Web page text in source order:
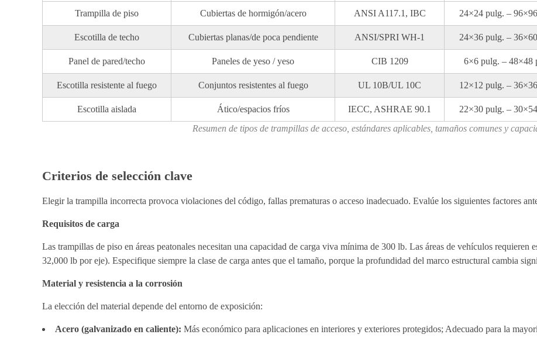
Trampilla de piso Cubiertas de hormigón/acero ANSI A117.1, IBC 24×24 pulg. –
Escotilla de techo Cubiertas planas/de poca pendiente ANSI/SPRI WH-1 24×36 pulg. –
Panel de pared/techo Paneles de yeso / yeso CIB 1209 6×6 pulg. – 48×48
Escotilla resistente al fuego Conjuntos resistentes al fuego UL 10B/UL 10C 12×12 pulg. –
Escotilla aislada Ático/espacios fríos IECC, ASHRAE 90.1 22×30 pulg. –
Resumen de tipos de trampillas de acceso, estándares aplicables, tamaños comunes y
Criterios de selección clave
Elegir la trampilla incorrecta provoca violaciones del código, fallas prematuras o acceso inadecuado. Evalúe los siguientes factores
Requisitos de carga
Las trampillas de piso en áreas peatonales necesitan una capacidad de carga viva mínima de 300 lb. Las áreas de vehículos requieren
32,000 lb por eje). Especifique siempre la clase de carga antes que el tamaño, porque la profundidad del marco estructural cambia
Material y resistencia a la corrosión
La elección del material depende del entorno de exposición:
Acero (galvanizado en caliente): Más económico para aplicaciones en interiores y exteriores protegidos; Adecuado para la